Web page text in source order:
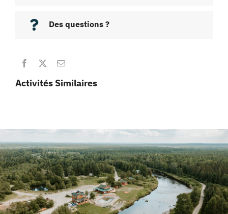
Des questions ?
Activités Similaires